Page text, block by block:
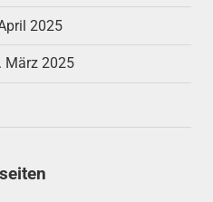
2025
März 2025